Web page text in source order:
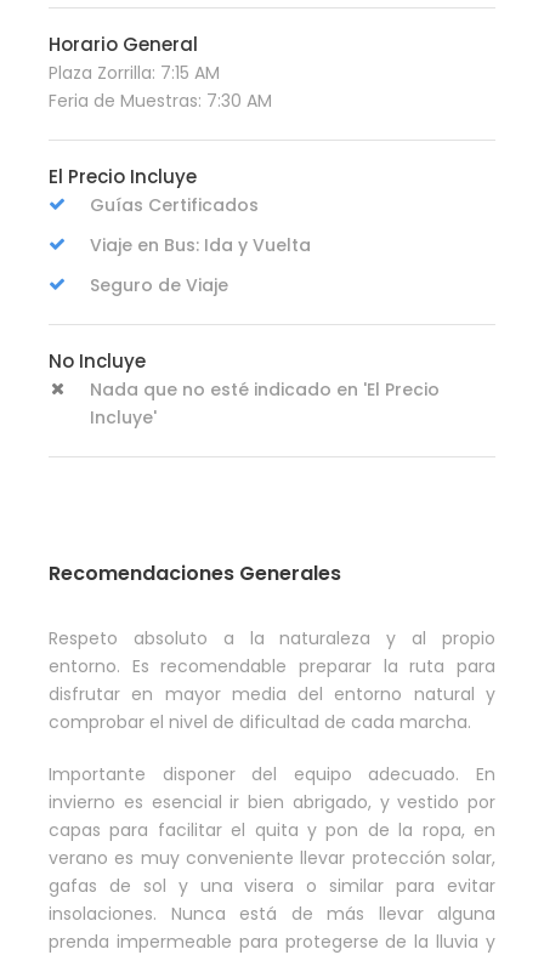
Horario General
Plaza Zorrilla: 7:15 AM
Feria de Muestras: 7:30 AM
El Precio Incluye
Guías Certificados
Viaje en Bus: Ida y Vuelta
Seguro de Viaje
No Incluye
Nada que no esté indicado en 'El Precio
Incluye'
Recomendaciones Generales
Respeto absoluto a la naturaleza y al propio
entorno. Es recomendable preparar la ruta para
disfrutar en mayor media del entorno natural y
comprobar el nivel de dificultad de cada marcha.
Importante disponer del equipo adecuado. En
invierno es esencial ir bien abrigado, y vestido por
capas para facilitar el quita y pon de la ropa, en
verano es muy conveniente llevar protección solar,
gafas de sol y una visera o similar para evitar
insolaciones. Nunca está de más llevar alguna
prenda impermeable para protegerse de la lluvia y